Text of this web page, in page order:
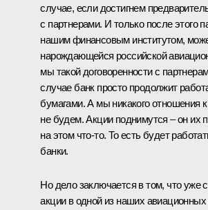
случае, если достигнем
с партнерами. И только после этого
нашим финансовым институтом,
нарождающейся российской
мы такой договоренности с
случае банк просто продолжит
бумагами. А мы никакого отношения
не будем. Акции поднимутся – он их
на этом что‑то. То есть будет
банки.
Но дело заключается в том, что уже
акции в одной из наших